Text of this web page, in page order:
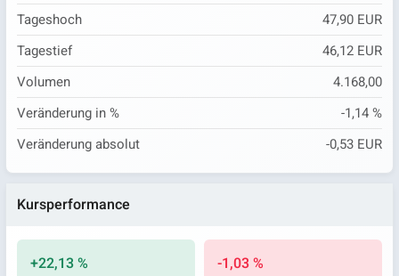
Tageshoch
47,90 EUR
Tagestief
46,12 EUR
Volumen
4.168,00
Veränderung in %
-1,14 %
Veränderung absolut
-0,53 EUR
Kursperformance
+22,13 % -1,03 %